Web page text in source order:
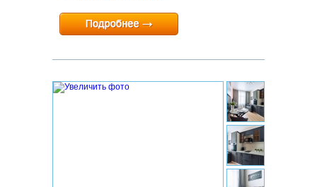
Минимальный срок:1 суток
Расчетный час:12:00